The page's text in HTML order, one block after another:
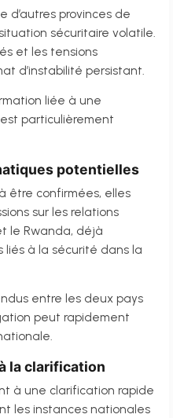
d’autres provinces de
sécuritaire volatile.
et les tensions
d’instabilité persistant.
liée à une
particulièrement
potentielles
être confirmées, elles
sur les relations
le Rwanda, déjà
à la sécurité dans la
entre les deux pays
peut rapidement
la clarification
à une clarification rapide
les instances nationales